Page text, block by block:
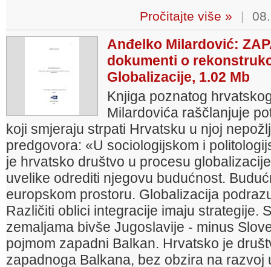
Pročitajte više » |
Anđelko Milardović:
dokumenti o
Globalizacije, 1.02 Mb
Knjiga poznatog
Milardovića raščlanjuje
koji smjeraju strpati Hrvatsku u njoj
predgovora: «U sociologijskom i
je hrvatsko društvo u procesu
uvelike odrediti njegovu budućnost.
europskom prostoru. Globalizacija
Različiti oblici integracije imaju strategije.
zemaljama bivše Jugoslavije - minus
pojmom zapadni Balkan. Hrvatsko je
zapadnoga Balkana, bez obzira na